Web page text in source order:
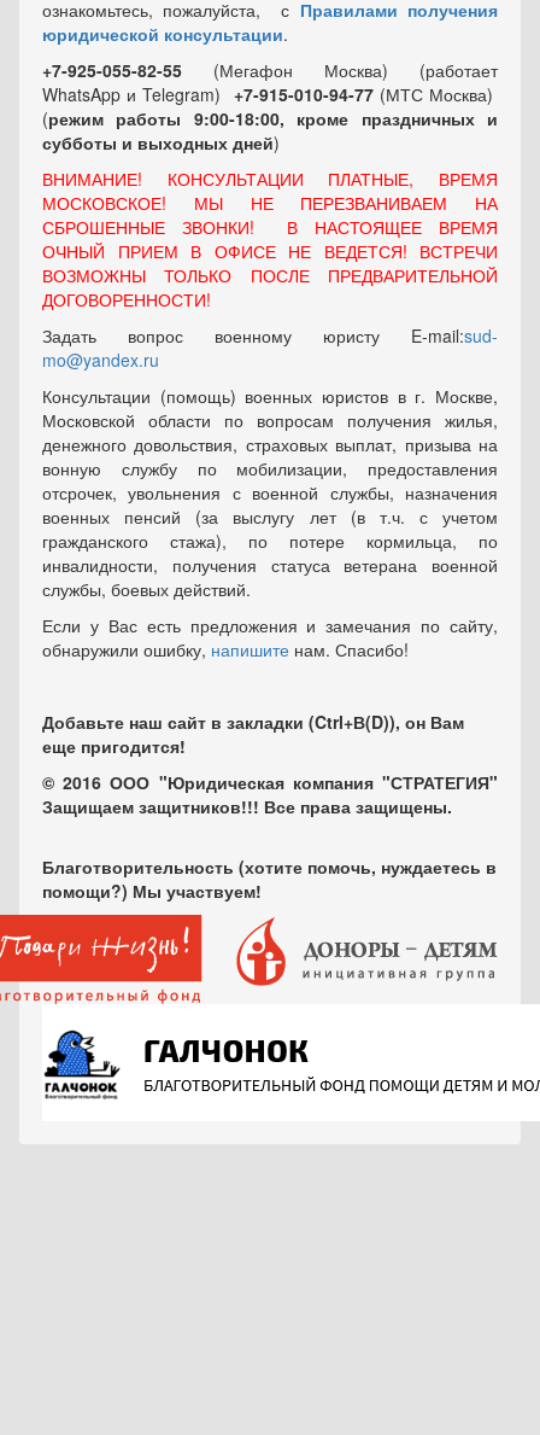
ознакомьтесь, пожалуйста, с Правилами получения
юридической консультации.
+7-925-055-82-55 (Мегафон Москва) (работает
WhatsApp и Telegram) +7-915-010-94-77 (МТС Москва)
(режим работы 9:00-18:00, кроме праздничных и
субботы и выходных дней)
ВНИМАНИЕ! КОНСУЛЬТАЦИИ ПЛАТНЫЕ, ВРЕМЯ
МОСКОВСКОЕ! МЫ НЕ ПЕРЕЗВАНИВАЕМ НА
СБРОШЕННЫЕ ЗВОНКИ! В НАСТОЯЩЕЕ ВРЕМЯ
ОЧНЫЙ ПРИЕМ В ОФИСЕ НЕ ВЕДЕТСЯ! ВСТРЕЧИ
ВОЗМОЖНЫ ТОЛЬКО ПОСЛЕ ПРЕДВАРИТЕЛЬНОЙ
ДОГОВОРЕННОСТИ!
Задать вопрос военному юристу E-mail:sud-
mo@yandex.ru
Консультации (помощь) военных юристов в г. Москве,
Московской области по вопросам получения жилья,
денежного довольствия, страховых выплат, призыва на
вонную службу по мобилизации, предоставления
отсрочек, увольнения с военной службы, назначения
военных пенсий (за выслугу лет (в т.ч. с учетом
гражданского стажа), по потере кормильца, по
инвалидности, получения статуса ветерана военной
службы, боевых действий.
Если у Вас есть предложения и замечания по сайту,
обнаружили ошибку, напишите нам. Спасибо!
Добавьте наш сайт в закладки (Ctrl+В(D)), он Вам
еще пригодится!
© 2016 ООО "Юридическая компания "СТРАТЕГИЯ"
Защищаем защитников!!! Все права защищены.
Благотворительность (хотите помочь, нуждаетесь в
помощи?) Мы участвуем!